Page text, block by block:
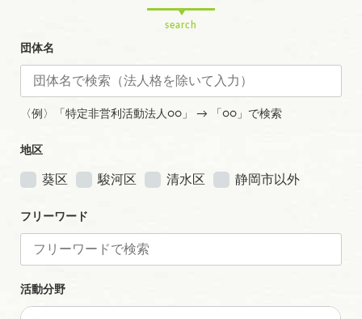
search
団体名
〈例〉「特定非営利活動法人○○」 → 「○○」で検索
地区
葵区 駿河区 清水区 静岡市以外
フリーワード
活動分野